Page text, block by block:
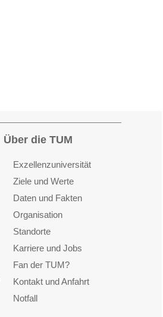
Über die TUM
Exzellenzuniversität
Ziele und Werte
Daten und Fakten
Organisation
Standorte
Karriere und Jobs
Fan der TUM?
Kontakt und Anfahrt
Notfall